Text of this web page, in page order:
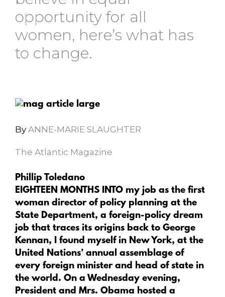
opportunity for all
women, here’s what has
to change.
By ANNE-MARIE SLAUGHTER
The Atlantic Magazine
Phillip Toledano
EIGHTEEN MONTHS INTO my job as the first
woman director of policy planning at the
State Department, a foreign-policy dream
job that traces its origins back to George
Kennan, I found myself in New York, at the
United Nations’ annual assemblage of
every foreign minister and head of state in
the world. On a Wednesday evening,
President and Mrs. Obama hosted a